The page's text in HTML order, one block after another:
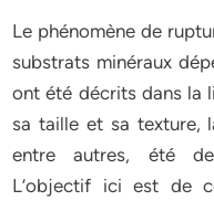
Le phénomène de
substrats minéraux
ont été décrits dans la
sa taille et sa texture,
entre autres, été
L’objectif ici est de